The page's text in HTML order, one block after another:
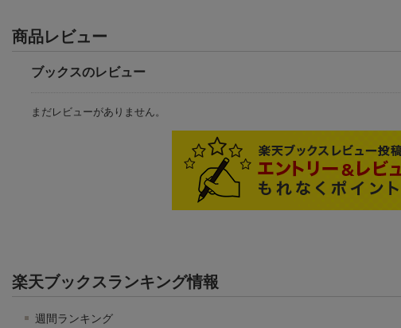
商品レビュー
ブックスのレビュー
まだレビューがありません。
楽天ブックスランキング情報
週間ランキング